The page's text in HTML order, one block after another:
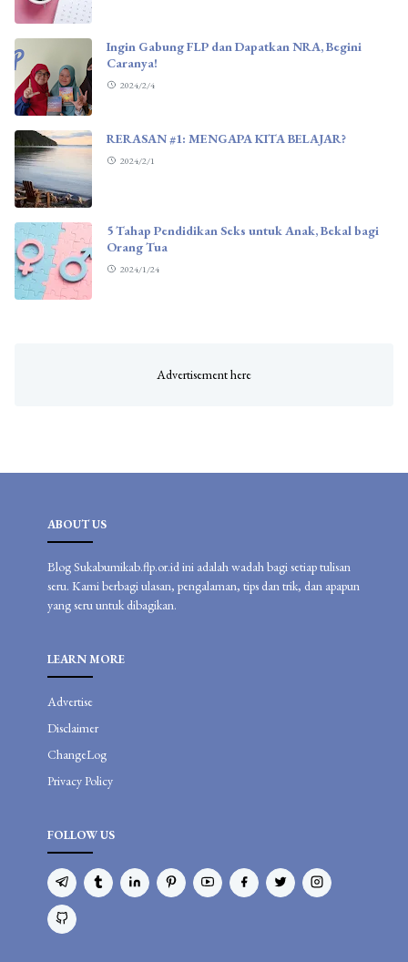
Ingin Gabung FLP dan Dapatkan NRA, Begini
Caranya!
2024/2/4
RERASAN #1: MENGAPA KITA BELAJAR?
2024/2/1
5 Tahap Pendidikan Seks untuk Anak, Bekal bagi
Orang Tua
2024/1/24
ABOUT US
Blog Sukabumikab.flp.or.id ini adalah wadah bagi setiap tulisan
seru. Kami berbagi ulasan, pengalaman, tips dan trik, dan apapun
yang seru untuk dibagikan.
LEARN MORE
Advertise
Disclaimer
ChangeLog
Privacy Policy
FOLLOW US